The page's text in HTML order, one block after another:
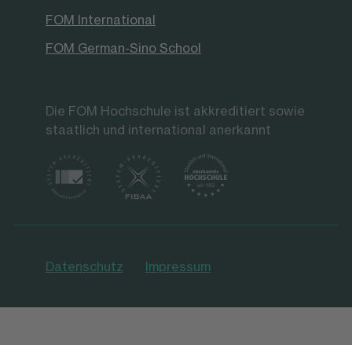
FOM International
FOM German-Sino School
Die FOM Hochschule ist akkreditiert sowie
staatlich und international anerkannt
Datenschutz Impressum